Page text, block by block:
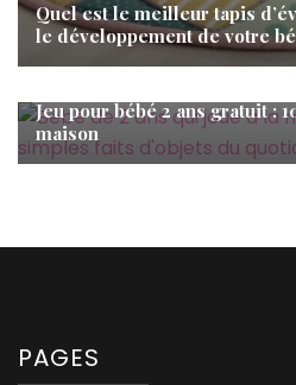
Quel est le meilleur tapis
le développement de votre
Bébé
Jeu pour bébé 2 ans gratuit :
maison
PAGES